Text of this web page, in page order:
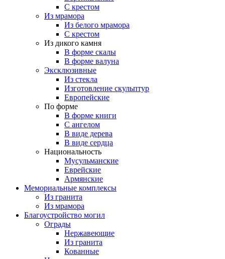
С крестом
Из мрамора
Из белого мрамора
С крестом
Из дикого камня
В форме скалы
В форме валуна
Эксклюзивные
Из стекла
Изготовление скульптур
Европейские
По форме
В форме книги
С ангелом
В виде дерева
В виде сердца
Национальность
Мусульманские
Еврейские
Армянские
Мемориальные комплексы
Из гранита
Из мрамора
Благоустройство могил
Ограды
Нержавеющие
Из гранита
Кованные